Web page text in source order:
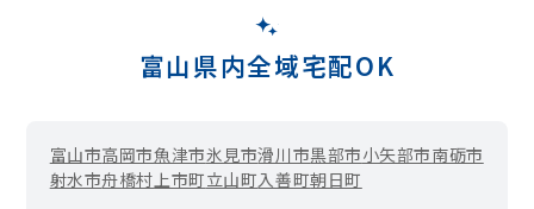
富山県内全域宅配OK
富山市高岡市魚津市氷見市滑川市黒部市小矢部市南砺市
射水市舟橋村 上市町立山町入善町朝日町